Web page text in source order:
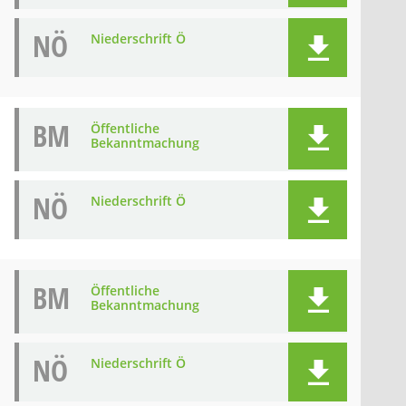
NÖ Niederschrift Ö
BM
Öffentliche
Bekanntmachung
NÖ Niederschrift Ö
BM
Öffentliche
Bekanntmachung
NÖ Niederschrift Ö